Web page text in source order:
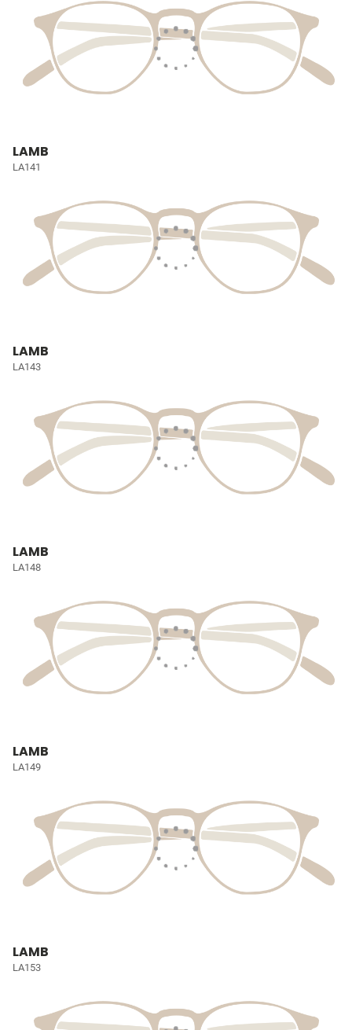
LAMB
LA141
LAMB
LA143
LAMB
LA148
LAMB
LA149
LAMB
LA153